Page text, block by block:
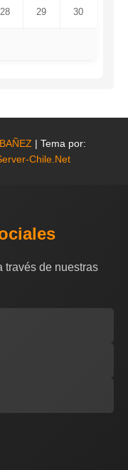
28 29 30
| Tema por:
Chile.Net
través de nuestras